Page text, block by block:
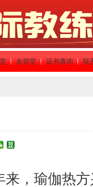
名馆堂 证书查询 联
来，瑜伽热